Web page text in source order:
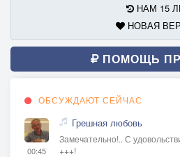
НАМ 15
НОВАЯ
ПОМОЩЬ
ОБСУЖДАЮТ СЕЙЧАС
00:45
Грешная любовь
Замечательно!.. С
+++!